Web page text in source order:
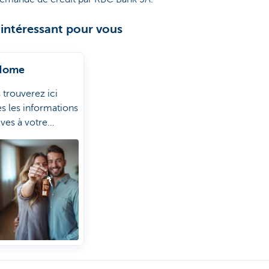
pour vous
trouverez ici
les informations
à votre
sous un
toit.